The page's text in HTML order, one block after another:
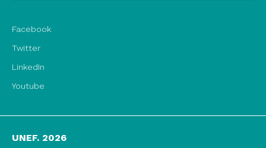
Facebook
Twitter
LinkedIn
Youtube
UNEF. 2026